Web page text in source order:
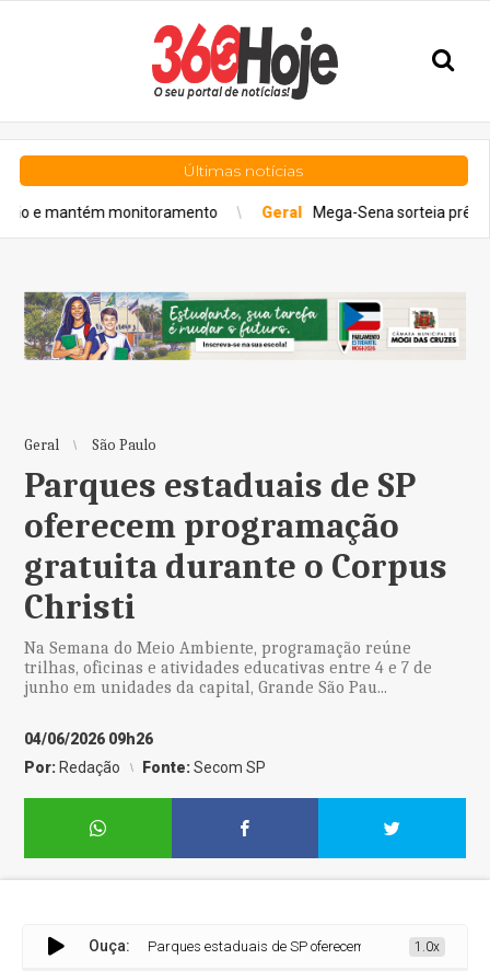
Últimas notícias
Geral Mega-Sena sorteia prêmio acumulado de
Geral São Paulo
Parques estaduais de SP
oferecem programação
gratuita durante o Corpus
Christi
Na Semana do Meio Ambiente, programação reúne
trilhas, oficinas e atividades educativas entre 4 e 7 de
junho em unidades da capital, Grande São Pau...
04/06/2026 09h26
Por: Redação Fonte:Secom SP
Ouça:Parques estaduais de SP oferecem programação gratuita
1.0x